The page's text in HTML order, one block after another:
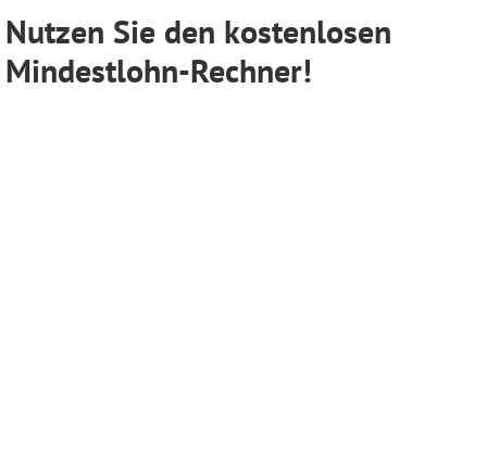
Nutzen Sie den kostenlosen
Mindestlohn-Rechner!